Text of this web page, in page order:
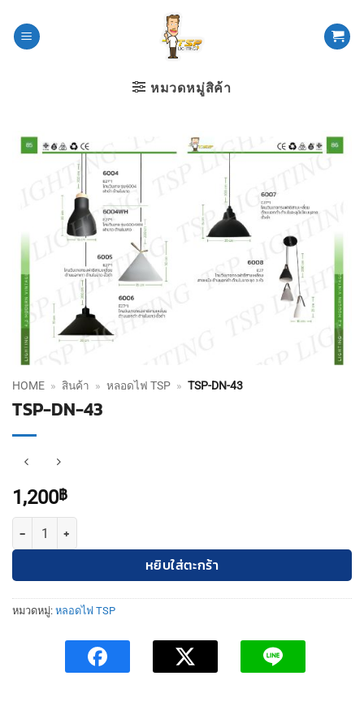
หมวดหมู่สิค้า
HOME » สินค้า » หลอดไฟ TSP » TSP-DN-43
TSP-DN-43
1,200฿
จำนวน TSP-DN-43 ชิ้น
หยิบใส่ตะกร้า
หมวดหมู่: หลอดไฟ TSP